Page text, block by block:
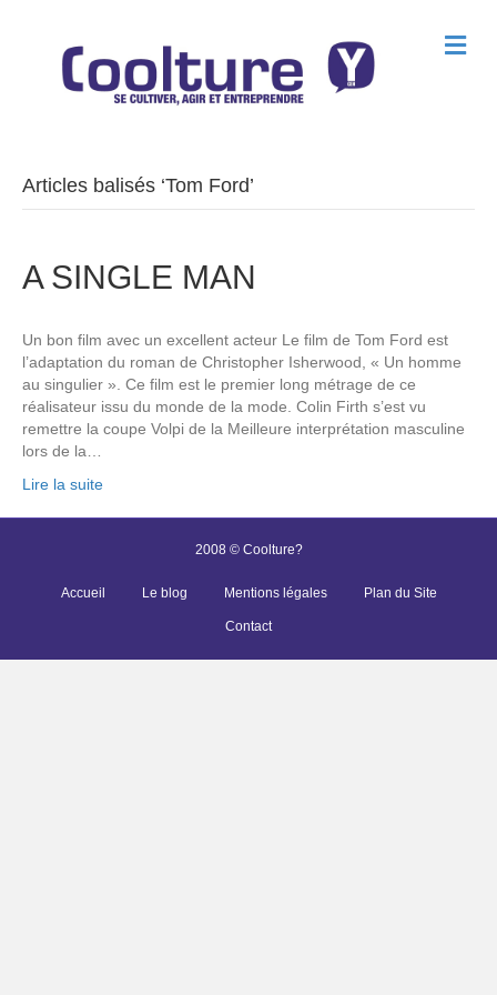
M
e
Articles balisés ‘Tom Ford’
A SINGLE MAN
Un bon film avec un excellent acteur Le film de Tom Ford est
l’adaptation du roman de Christopher Isherwood, « Un homme
au singulier ». Ce film est le premier long métrage de ce
réalisateur issu du monde de la mode. Colin Firth s’est vu
remettre la coupe Volpi de la Meilleure interprétation masculine
lors de la…
Lire la suite
2008 © Coolture?
Accueil Le blog Mentions légales Plan du Site
Contact